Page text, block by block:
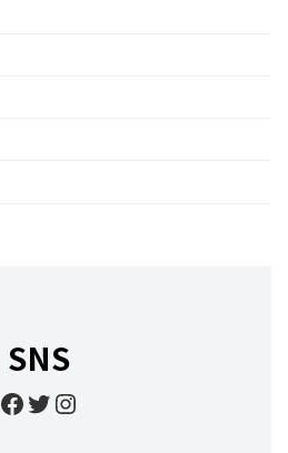
SNS
Facebook
Twitter
Instagram